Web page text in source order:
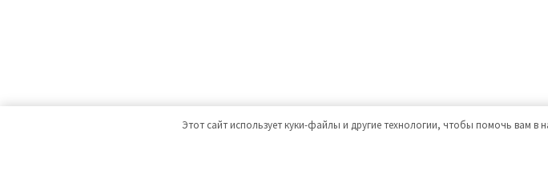
Этот сайт использует куки-файлы и другие технологии, чтобы помочь вам в